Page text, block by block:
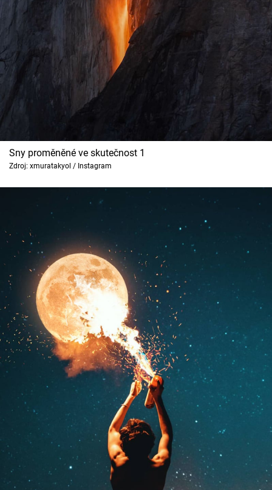
Cool Esport
Pořady
TV Program
Sledujte prima+
Přihlášení
Sny proměněné ve skutečnost 1
Zdroj: xmuratakyol / Instagram